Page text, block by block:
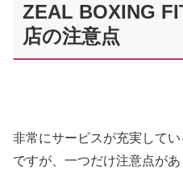
ZEAL BOXING
店の注意点
非常にサービスが充実して
ですが、一つだけ注意点があ